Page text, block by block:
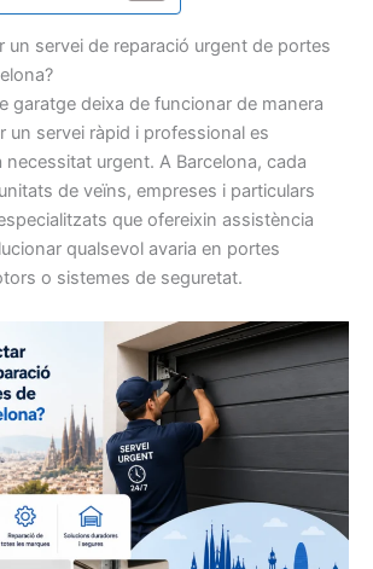
un servei de reparació urgent de portes
garatge deixa de funcionar de manera
un servei ràpid i professional es
urgent. A Barcelona, cada
de veïns, empreses i particulars
que ofereixin assistència
qualsevol avaria en portes
o sistemes de seguretat.